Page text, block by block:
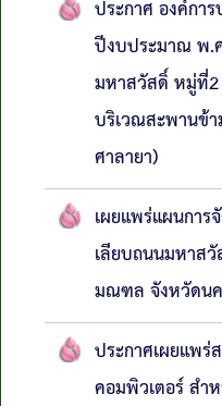
ประกาศ องค์กา
ปีงบประมาณ พ.
มหาสวัสดิ์ หมู่ที่
บริเวณสะพานข้
ศาลายา)
เผยแพร่แผนกา
เลียบถนนมหาส
มณฑล จังหวัดน
ประกาศเผยแพ
คอมพิวเตอร์ สำ